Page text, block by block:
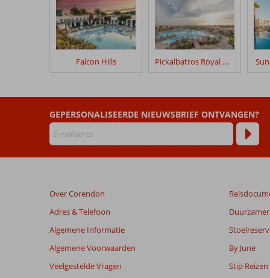
geschreven
na
hun
verblijf
Dive
Beoordelingen
die
ouder
zijn
dan
worden
niet
meer
weergegeven
de
relevantie
Falcon Hills Pickalbatros Royal Moderna
GEPERSONALISEERDE NIEUWSBRIEF ONTVANGEN?
Over Corendon
Adres & Telefoon
Algemene Informatie
Algemene Voorwaarden
Veelgestelde Vragen
By June
Stip Reizen